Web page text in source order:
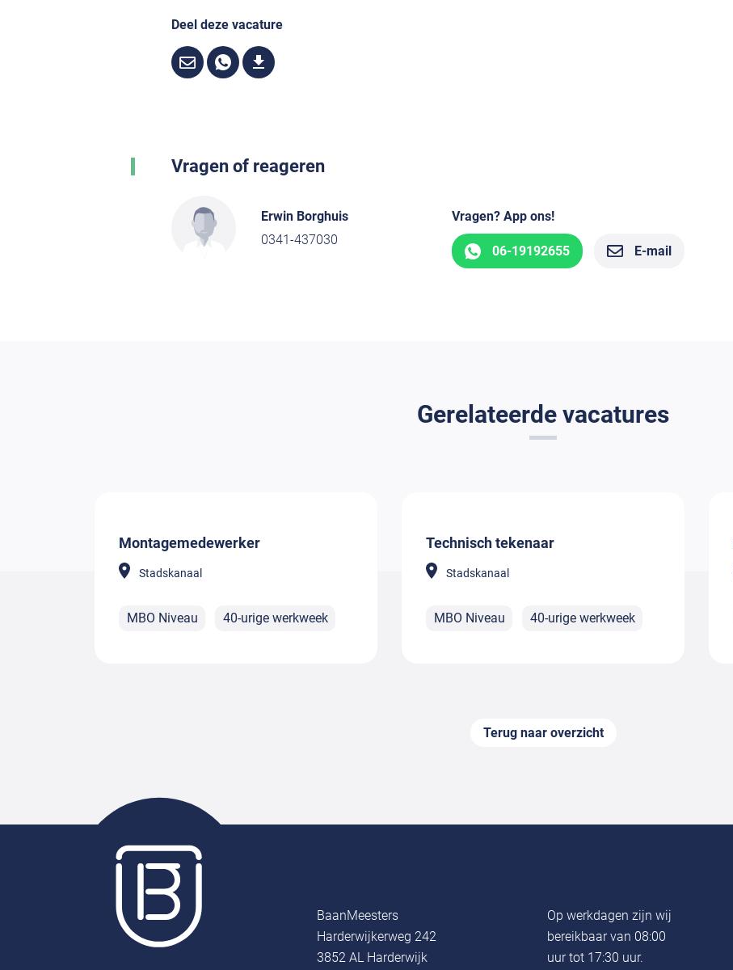
Deel deze vacature
Vragen of reageren
Erwin Borghuis
0341-437030
Vragen? App ons!
06-19192655 E-mail
Gerelateerde vacatures
Montagemedewerker
Stadskanaal
MBO Niveau 40-urige werkweek
Technisch tekenaar
Stadskanaal
MBO Niveau 40-urige werkweek
Terug naar overzicht
BaanMeesters
Harderwijkerweg 242
3852 AL Harderwijk
Op werkdagen zijn wij
bereikbaar van 08:00
uur tot 17:30 uur.